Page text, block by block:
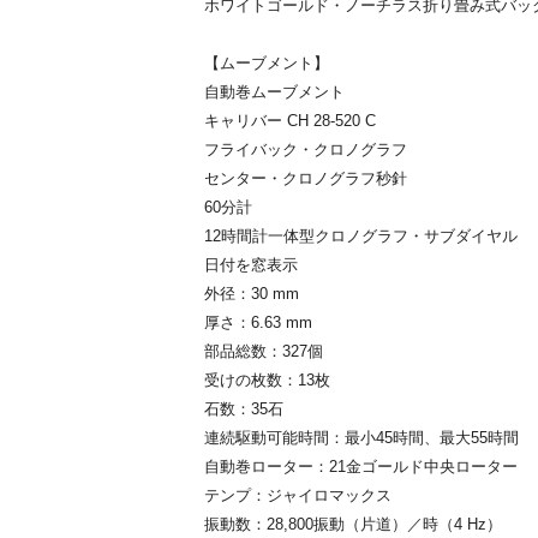
ホワイトゴールド・ノーチラス折り畳み式バッ
【ムーブメント】
自動巻ムーブメント
キャリバー CH 28‑520 C
フライバック・クロノグラフ
センター・クロノグラフ秒針
60分計
12時間計一体型クロノグラフ・サブダイヤル
日付を窓表示
外径：30 mm
厚さ：6.63 mm
部品総数：327個
受けの枚数：13枚
石数：35石
連続駆動可能時間：最小45時間、最大55時間
自動巻ローター：21金ゴールド中央ローター
テンプ：ジャイロマックス
振動数：28,800振動（片道）／時（4 Hz）